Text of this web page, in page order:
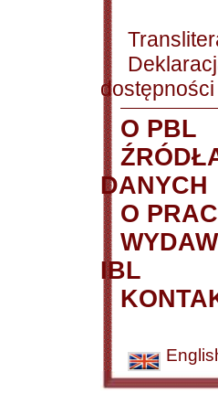
dostępności
O PBL
DANYCH
O
IBL